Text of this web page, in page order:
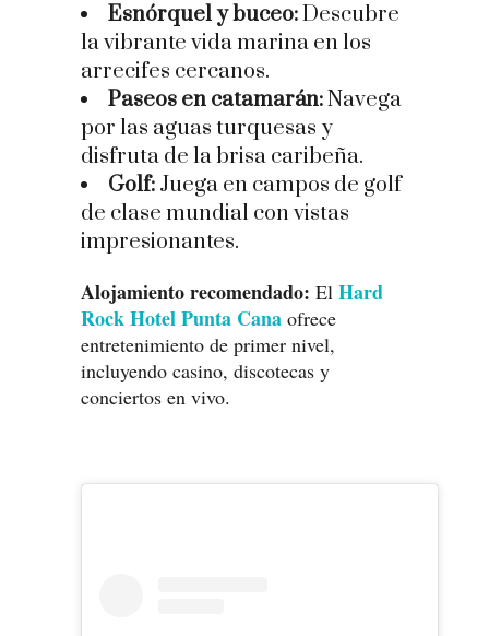
Esnórquel y buceo:Descubre
la vibrante vida marina en los
arrecifes cercanos.
Paseos en catamarán:Navega
por las aguas turquesas y
disfruta de la brisa caribeña.
Golf: Juega en campos de golf
de clase mundial con vistas
impresionantes.
Alojamiento recomendado: El Hard
Rock Hotel Punta Cana ofrece
entretenimiento de primer nivel,
incluyendo casino, discotecas y
conciertos en vivo.